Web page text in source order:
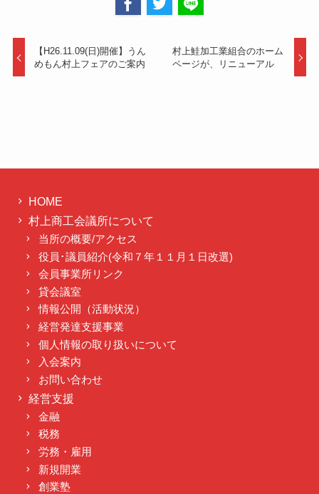
【H26.11.09(日)開催】うん
めもん村上フェアのご案内
村上鮭加工業組合のホーム
ページが、リニューアル
HOME
村上商工会議所について
当所の概要/アクセス
役員･議員紹介(令和７年１１月１日改選)
会員事業所リンク
貸会議室
情報公開（活動状況）
経営発達支援事業
個人情報の取り扱いについて
入会案内
お問い合わせ
経営支援
金融
税務
労務・雇用
新規開業
創業塾